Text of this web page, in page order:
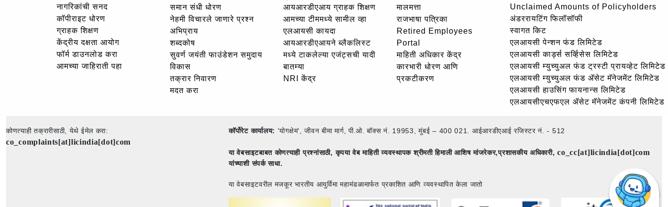
नागरिकांची सनद
कॉपीराइट धोरण
ग्राहक शिक्षण
केंद्रीय दक्षता आयोग
फॉर्म डाउनलोड करा
आमच्या जाहिराती पहा
समान संधी धोरण
नेहमी विचारले जाणारे प्रश्न
अभिप्राय
शब्दकोष
सुवर्ण जयंती फाउंडेशन समुदाय
विकास
तक्रार निवारण
मदत करा
आयआरडीएआय ग्राहक शिक्षण
आमच्या टीममध्ये सामील व्हा
एलआयसी कायदा
आयआरडीएआयने ब्लैकलिस्ट
मध्ये टाकलेल्या एजंट्सची यादी
बातम्या
NRI केंद्र
मालमत्ता
राजभाषा पत्रिका
Retired Employees
Portal
माहिती अधिकार केंद्र
कारभारी धोरण आणि
प्रकटीकरण
Unclaimed Amounts of Policyholders
अंडररायटिंग फिलॉसॉफी
स्वागत किट
एलआयसी पेन्शन फंड लिमिटेड
एलआयसी कार्ड्स सर्व्हिसेस लिमिटेड
एलआयसी म्युच्युअल फंड ट्रस्टी प्रायव्हेट लिमिटेड
एलआयसी म्युच्युअल फंड ॲसेट मॅनेजमेंट लिमिटेड
एलआयसी हाउसिंग फायनान्स लिमिटेड
एलआयसीएचएफएल ॲसेट मॅनेजमेंट कंपनी लिमिटेड
कोणत्याही तक्रारीसाठी, येथे ईमेल करा:
co_complaints[at]licindia[dot]com
कॉर्पोरेट कार्यालय: 'योगक्षेम', जीवन बीमा मार्ग, पी.ओ. बॉक्स नं. 19953, मुंबई – 400 021. आईआरडीएआई रजिस्टर नं. - 512
या वेबसाइटबाबत कोणत्याही प्रश्नांसाठी, कृपया वेब माहिती व्यवस्थापक श्रीमती हिमाली आशिष मांजरेकर,प्रशासकीय अधिकारी, co_cc[at]licindia[dot]com
यांच्याशी संपर्क साधा.
या वेबसाइटवरील मजकूर भारतीय आयुर्विमा महामंडळामार्फत प्रकाशित आणि व्यवस्थापित केला जातो